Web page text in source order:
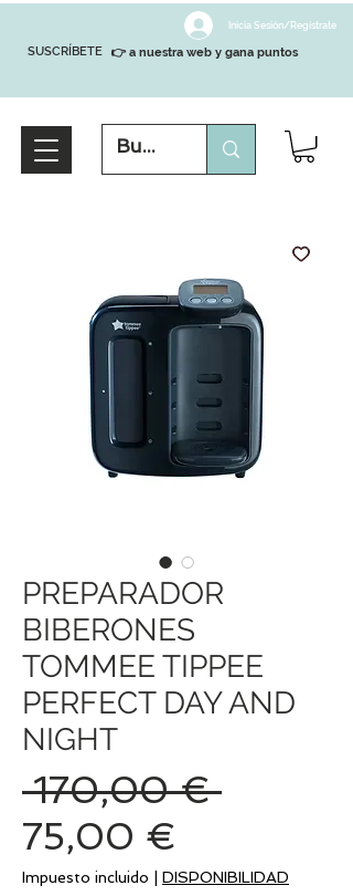
SUSCRÍBETE
Inicia Sesión/Regístrate
👉 a nuestra web y gana puntos
PREPARADOR
BIBERONES
TOMMEE TIPPEE
PERFECT DAY AND
NIGHT
170,00 € Precio
75,00 €
de
Impuesto incluido DISPONIBILIDAD